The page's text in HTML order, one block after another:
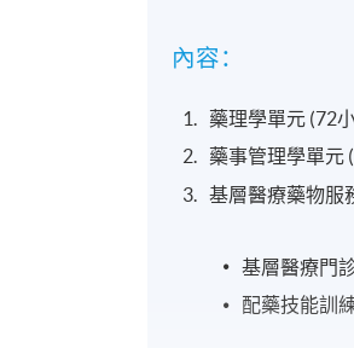
內容：
藥理學單元 (72小
藥事管理學單元
基層醫療藥物服
基層醫療門
配藥技能訓